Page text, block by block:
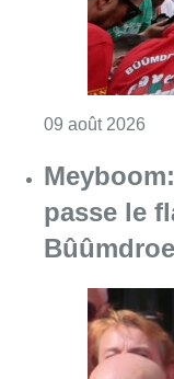
09 août 2026
passe le